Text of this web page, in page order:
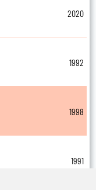
2020
1992
1998
1991